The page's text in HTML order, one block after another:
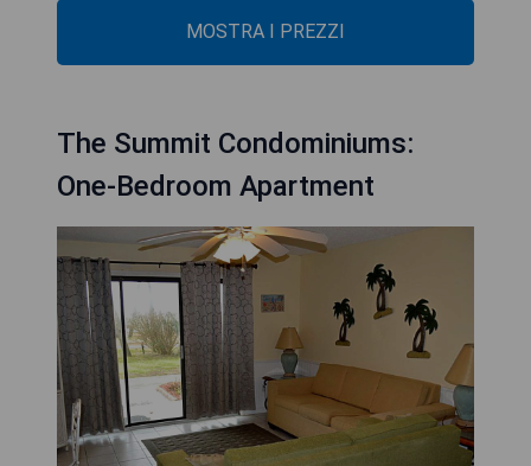
MOSTRA I PREZZI
The Summit Condominiums:
One-Bedroom Apartment